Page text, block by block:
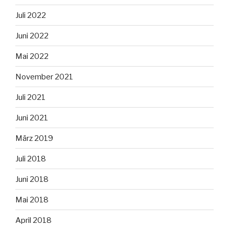
Juli 2022
Juni 2022
Mai 2022
November 2021
Juli 2021
Juni 2021
März 2019
Juli 2018
Juni 2018
Mai 2018
April 2018